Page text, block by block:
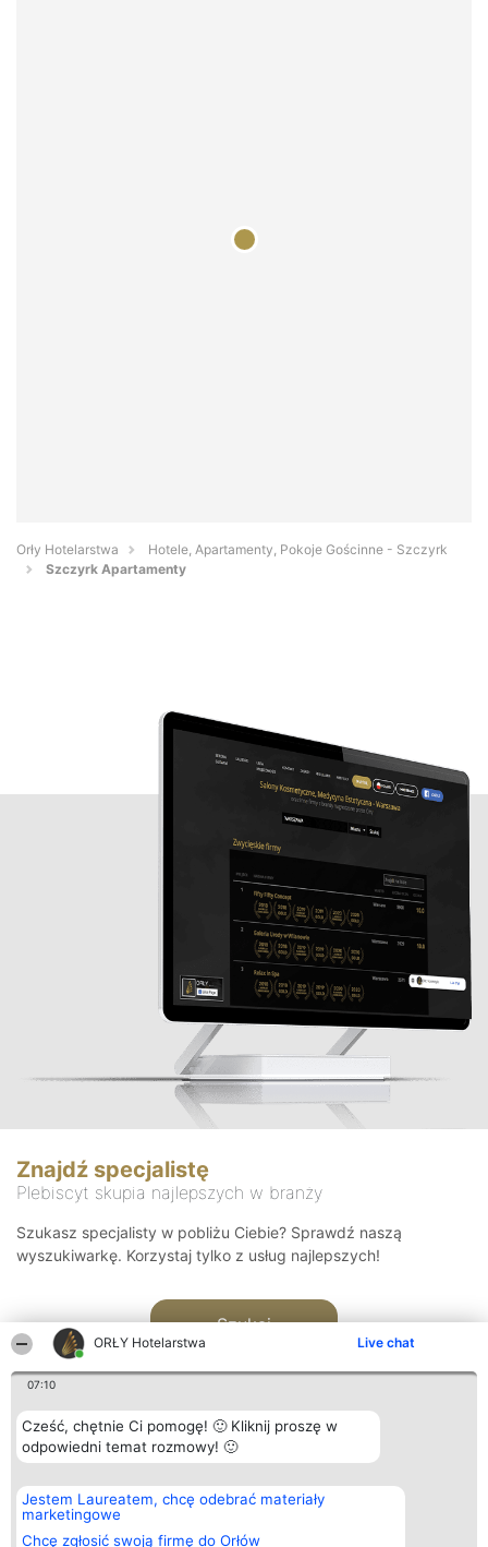
ORŁY Hotelarstwa Live chat
07:10
Cześć, chętnie Ci pomogę! 🙂 Kliknij proszę w
odpowiedni temat rozmowy! 🙂
Jestem Laureatem, chcę odebrać materiały
marketingowe
Chcę zgłosić swoją firmę do Orłów
Orły Hotelarstwa
Hotele, Apartamenty, Pokoje Gościnne - Szczyrk
Szczyrk Apartamenty
Znajdź specjalistę
Plebiscyt skupia najlepszych w branży
Szukasz specjalisty w pobliżu Ciebie? Sprawdź naszą
wyszukiwarkę. Korzystaj tylko z usług najlepszych!
Szukaj
Organizator plebiscytu
Bright Side Solutions sp. z o.
o. sp. k.
ul. Ruska 22
Plebiscyt
Laureaci
wszystkich
Kontakt
Kontakt